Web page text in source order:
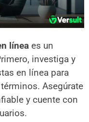
línea es un
investiga y
en línea para
Asegúrate
y cuente con